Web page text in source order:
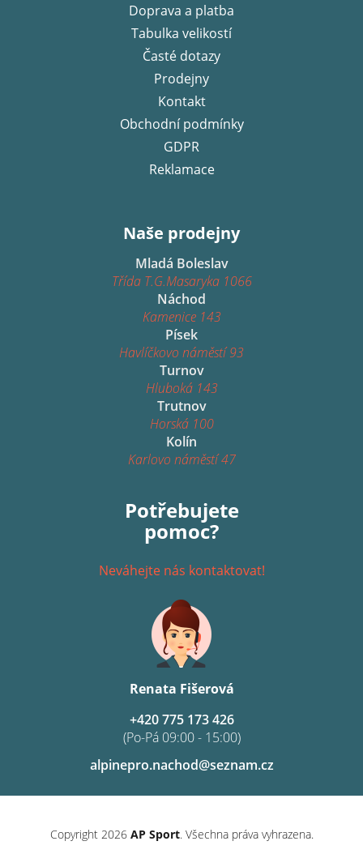
Doprava a platba
Tabulka velikostí
Časté dotazy
Prodejny
Kontakt
Obchodní podmínky
GDPR
Reklamace
Naše prodejny
Mladá Boleslav
Třída T.G.Masaryka 1066
Náchod
Kamenice 143
Písek
Havlíčkovo náměstí 93
Turnov
Hluboká 143
Trutnov
Horská 100
Kolín
Karlovo náměstí 47
Potřebujete
pomoc?
Neváhejte nás kontaktovat!
Renata Fišerová
alpinepro.nachod@seznam.cz
+420 775 173 426
(Po-Pá 09:00 - 15:00)
Copyright 2026 AP Sport. Všechna práva vyhrazena.